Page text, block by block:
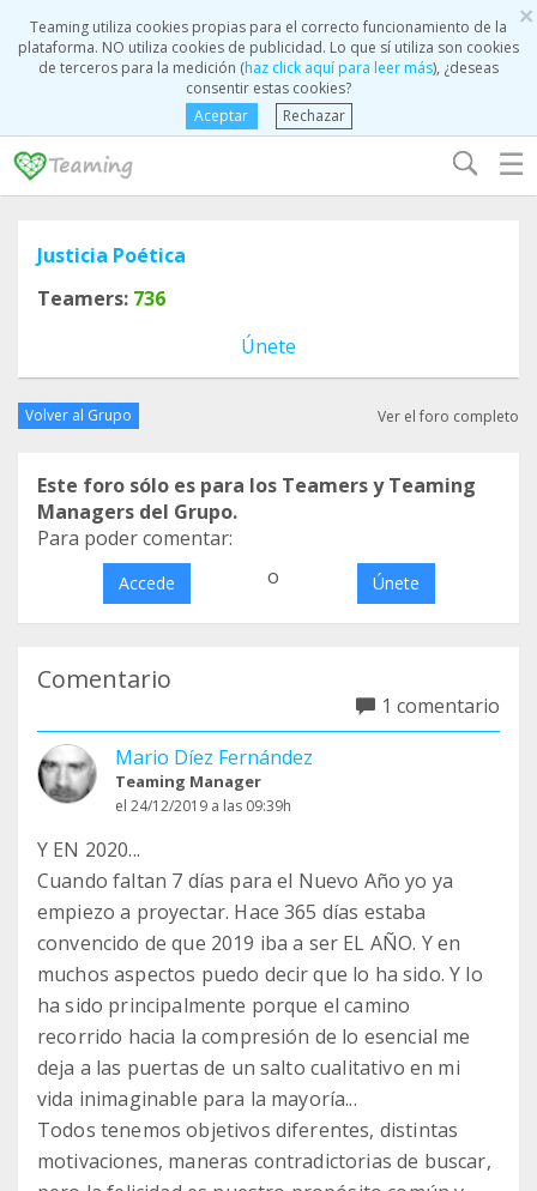
×
Teaming utiliza cookies propias para el correcto funcionamiento de la
plataforma. NO utiliza cookies de publicidad. Lo que sí utiliza son cookies
de terceros para la medición (haz click aquí para leer más), ¿deseas
consentir estas cookies?
Aceptar
Rechazar
☰
Justicia Poética
Teamers: 736
Únete
Volver al Grupo Ver el foro completo
Este foro sólo es para los Teamers y Teaming
Managers del Grupo.
Para poder comentar:
Accede o Únete
Comentario
1 comentario
Mario Díez Fernández
Teaming Manager
el 24/12/2019 a las 09:39h
Y EN 2020...
Cuando faltan 7 días para el Nuevo Año yo ya
empiezo a proyectar. Hace 365 días estaba
convencido de que 2019 iba a ser EL AÑO. Y en
muchos aspectos puedo decir que lo ha sido. Y lo
ha sido principalmente porque el camino
recorrido hacia la compresión de lo esencial me
deja a las puertas de un salto cualitativo en mi
vida inimaginable para la mayoría...
Todos tenemos objetivos diferentes, distintas
motivaciones, maneras contradictorias de buscar,